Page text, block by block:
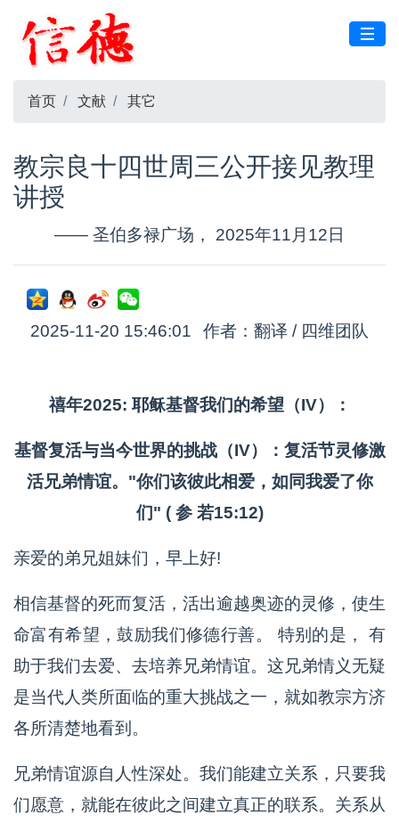
首页 文献 其它
教宗良十四世周三公开接见教理
讲授
—— 圣伯多禄广场， 2025年11月12日
2025-11-20 15:46:01 作者：翻译 / 四维团队
禧年2025: 耶稣基督我们的希望（IV）：
基督复活与当今世界的挑战（IV）：复活节灵修激
活兄弟情谊。"你们该彼此相爱，如同我爱了你
们" ( 参 若15:12)
亲爱的弟兄姐妹们，早上好!
相信基督的死而复活，活出逾越奥迹的灵修，使生
命富有希望，鼓励我们修德行善。 特别的是， 有
助于我们去爱、去培养兄弟情谊。这兄弟情义无疑
是当代人类所面临的重大挑战之一，就如教宗方济
各所清楚地看到。
兄弟情谊源自人性深处。我们能建立关系，只要我
们愿意，就能在彼此之间建立真正的联系。关系从